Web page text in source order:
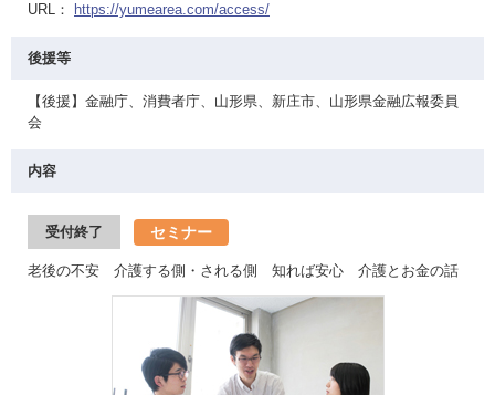
URL：
https://yumearea.com/access/
後援等
【後援】金融庁、消費者庁、山形県、新庄市、山形県金融広報委員
会
内容
受付終了 セミナー
老後の不安 介護する側・される側 知れば安心 介護とお金の話